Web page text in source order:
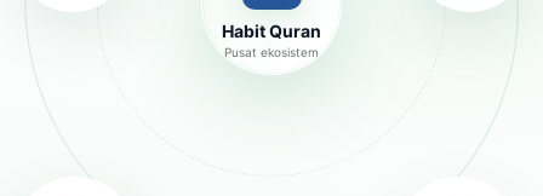
Habit Quran
Pusat ekosistem